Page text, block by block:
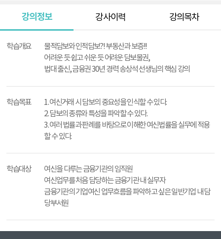
강의정보 강사이력 강의목차
학습개요
물적담보와 인적담보?! 부동산과 보증!!
어려운 듯 쉽고 쉬운 듯 어려운 담보물권,
법대 출신, 금융권 30년 경력 송상석 선생님의 핵심 강의
학습목표
1. 여신거래 시 담보의 중요성을 인식할 수 있다.
2. 담보의 종류와 특성을 파악할 수 있다.
3. 여러 법률과 판례를 바탕으로 이해한 여신법률을 실무에 적용
할 수 있다.
학습대상
여신을 다루는 금융기관의 임직원
여신업무를 처음 담당하는 금융기관 내 실무자
금융기관의 기업여신 업무흐름을 파악하고 싶은 일반기업 내 담
당부서원